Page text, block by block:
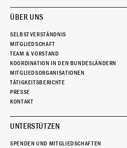
ÜBER UNS
SELBSTVERSTÄNDNIS
MITGLIEDSCHAFT
TEAM & VORSTAND
KOORDINATION IN DEN BUNDESLÄNDERN
MITGLIEDSORGANISATIONEN
TÄTIGKEITSBERICHTE
PRESSE
KONTAKT
UNTERSTÜTZEN
SPENDEN UND MITGLIEDSCHAFTEN